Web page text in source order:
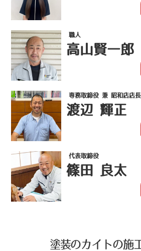
職人
高山賢一郎
専務取締役 兼 昭和店店長
渡辺 輝正
代表取締役
篠田 良太
塗装のカイトの施